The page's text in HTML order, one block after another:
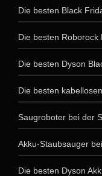
Die besten Black
Die besten Roborock
Die besten Dyson
Die besten
Saugroboter bei der
Akku-Staubsauger
Die besten Dyson